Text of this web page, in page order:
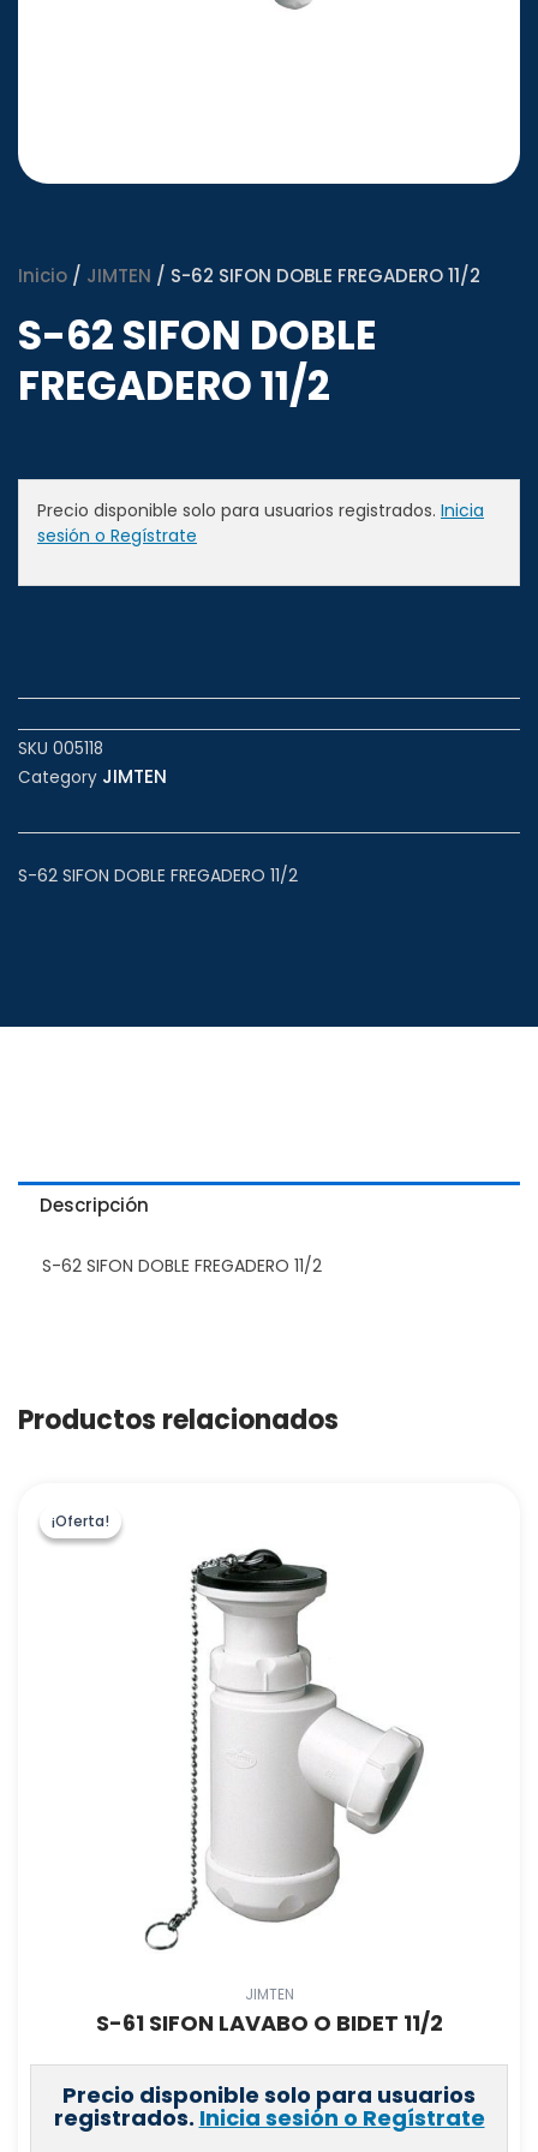
Inicio / JIMTEN / S-62 SIFON DOBLE FREGADERO 11/2
S-62 SIFON DOBLE
FREGADERO 11/2
Precio disponible solo para usuarios registrados. Inicia
sesión o Regístrate
SKU 005118
Category JIMTEN
S-62 SIFON DOBLE FREGADERO 11/2
Descripción
S-62 SIFON DOBLE FREGADERO 11/2
Productos relacionados
¡Oferta!
¡Oferta!
JIMTEN
S-61 SIFON LAVABO O BIDET 11/2
Precio disponible solo para usuarios
registrados. Inicia sesión o Regístrate